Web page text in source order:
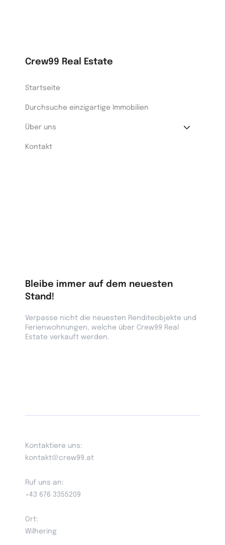
Startseite
Durchsuche einzigartige Immobilien
Über uns
Kontakt
Crew99 Real Estate
Bleibe immer auf dem neuesten
Stand!
Verpasse nicht die neuesten Renditeobjekte und
Ferienwohnungen, welche über Crew99 Real
Estate verkauft werden.
Kontaktiere uns:
kontakt@crew99.at
Ruf uns an:
+43 676 3355209
Ort:
Wilhering